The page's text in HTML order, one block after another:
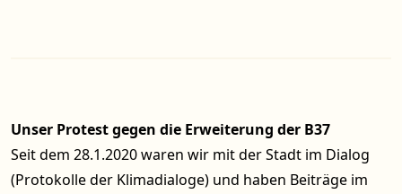
Unser Protest gegen die Erweiterung der B37
Seit dem 28.1.2020 waren wir mit der Stadt im Dialog
(Protokolle der Klimadialoge) und haben Beiträge im